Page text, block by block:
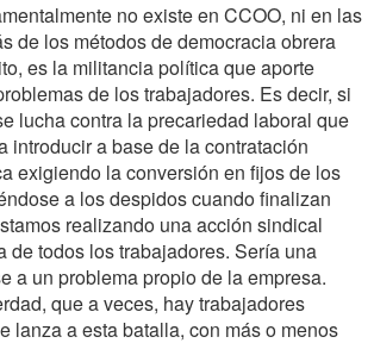
no existe en CCOO, ni en las
de los métodos de democracia obrera
es la militancia política que aporte
de los trabajadores. Es decir, si
lucha contra la precariedad laboral que
introducir a base de la contratación
exigiendo la conversión en fijos de los
a los despidos cuando finalizan
realizando una acción sindical
de todos los trabajadores. Sería una
a un problema propio de la empresa.
que a veces, hay trabajadores
lanza a esta batalla, con más o menos